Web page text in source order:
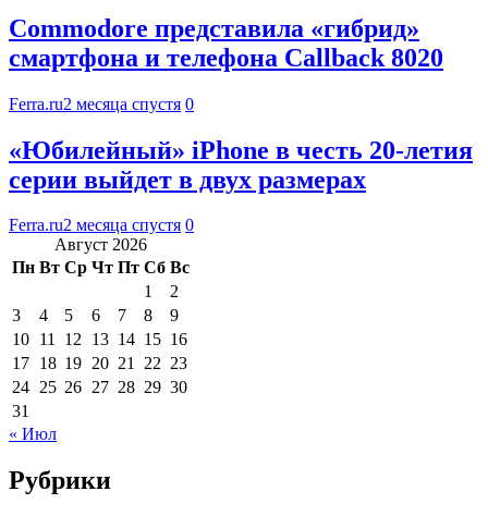
Commodore представила «гибрид»
смартфона и телефона Callback 8020
Ferra.ru2 месяца спустя 0
«Юбилейный» iPhone в честь 20-летия
серии выйдет в двух размерах
Ferra.ru2 месяца спустя 0
Август 2026
Пн Вт Ср Чт Пт Сб Вс
1
2
3
4 5 6 7 8
9
10 11 12 13 14 15 16
17 18 19 20 21 22 23
24 25 26 27 28 29 30
31
« Июл
Рубрики